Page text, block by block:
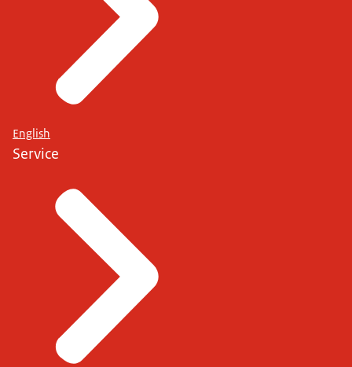
English
Service